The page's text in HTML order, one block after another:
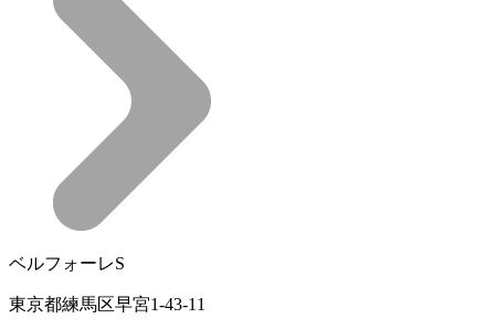
ベルフォーレS
東京都練馬区早宮1-43-11